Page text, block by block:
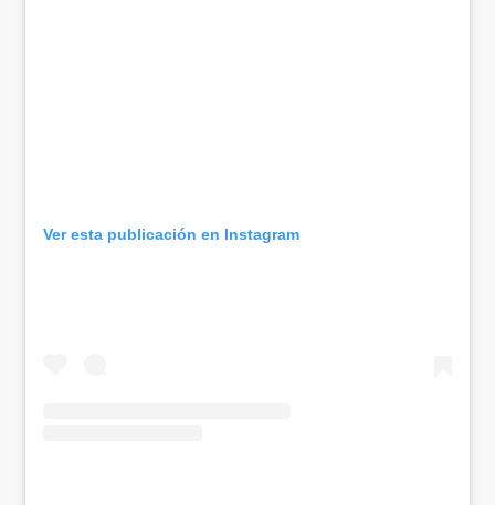
Ver esta publicación en Instagram